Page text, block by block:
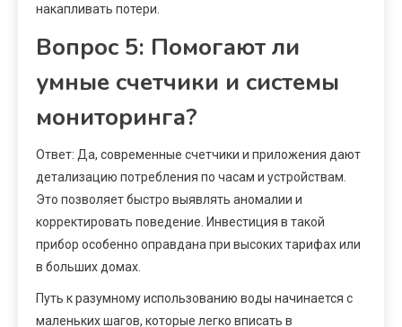
накапливать потери.
Вопрос 5: Помогают ли
умные счетчики и системы
мониторинга?
Ответ: Да, современные счетчики и приложения дают
детализацию потребления по часам и устройствам.
Это позволяет быстро выявлять аномалии и
корректировать поведение. Инвестиция в такой
прибор особенно оправдана при высоких тарифах или
в больших домах.
Путь к разумному использованию воды начинается с
маленьких шагов, которые легко вписать в